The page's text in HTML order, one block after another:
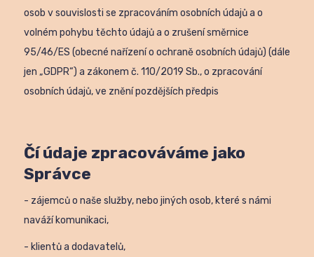
osob v souvislosti se zpracováním osobních údajů a o
volném pohybu těchto údajů a o zrušení směrnice
95/46/ES (obecné nařízení o ochraně osobních údajů) (dále
jen „GDPR“) a zákonem č. 110/2019 Sb., o zpracování
osobních údajů, ve znění pozdějších předpis
Čí údaje zpracováváme jako
Správce
- zájemců o naše služby, nebo jiných osob, které s námi
naváží komunikaci,
- klientů a dodavatelů,